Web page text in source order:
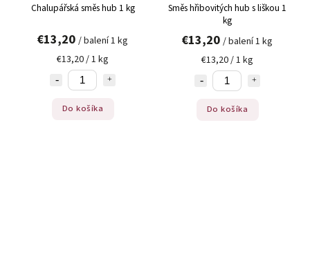
Chalupářská směs hub 1 kg
€13,20 / balení 1 kg
€13,20 / 1 kg
Do košíka
Směs hřibovitých hub s liškou 1
kg
€13,20 / balení 1 kg
€13,20 / 1 kg
Do košíka